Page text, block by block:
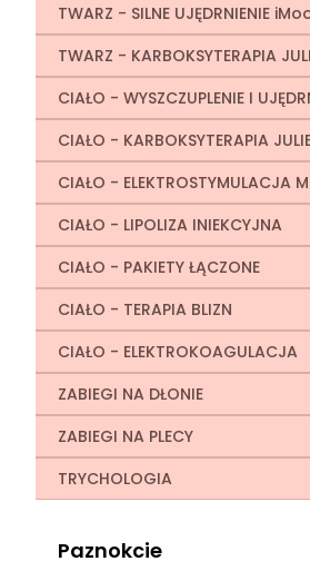
TWARZ - SILNE UJĘDRNIENIE
TWARZ - KARBOKSYTERAPIA
CIAŁO - WYSZCZUPLENIE I
CIAŁO - KARBOKSYTERAPIA
CIAŁO - ELEKTROSTYMULACJA
CIAŁO - LIPOLIZA INIEKCYJNA
CIAŁO - PAKIETY ŁĄCZONE
CIAŁO - TERAPIA BLIZN
CIAŁO - ELEKTROKOAGULACJA
ZABIEGI NA DŁONIE
ZABIEGI NA PLECY
TRYCHOLOGIA
Paznokcie